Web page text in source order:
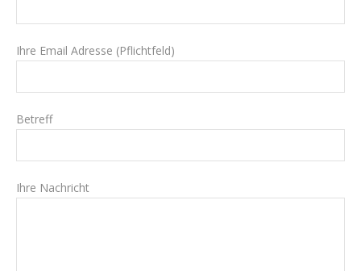
Ihre Email Adresse (Pflichtfeld)
Betreff
Ihre Nachricht